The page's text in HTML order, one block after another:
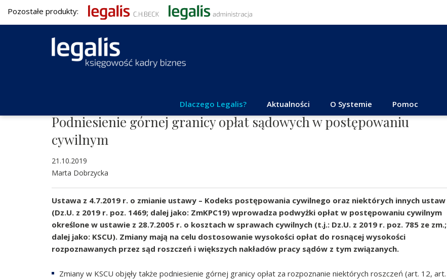
Pozostałe produkty:
Dlaczego Legalis? Aktualności O Systemie Pomoc
Podniesienie górnej granicy opłat sądowych w postępowaniu
cywilnym
21.10.2019
Marta Dobrzycka
Ustawa z 4.7.2019 r. o zmianie ustawy – Kodeks postępowania cywilnego oraz niektórych innych ustaw
(Dz.U. z 2019 r. poz. 1469; dalej jako: ZmKPC19) wprowadza podwyżki opłat w postępowaniu cywilnym
określone w ustawie z 28.7.2005 r. o kosztach w sprawach cywilnych (t.j.: Dz.U. z 2019 r. poz. 785 ze zm.;
dalej jako: KSCU). Zmiany mają na celu dostosowanie wysokości opłat do rosnącej wysokości
rozpoznawanych przez sąd roszczeń i większych nakładów pracy sądów z tym związanych.
Zmiany w KSCU objęły także podniesienie górnej granicy opłat za rozpoznanie niektórych roszczeń (art. 12, art.